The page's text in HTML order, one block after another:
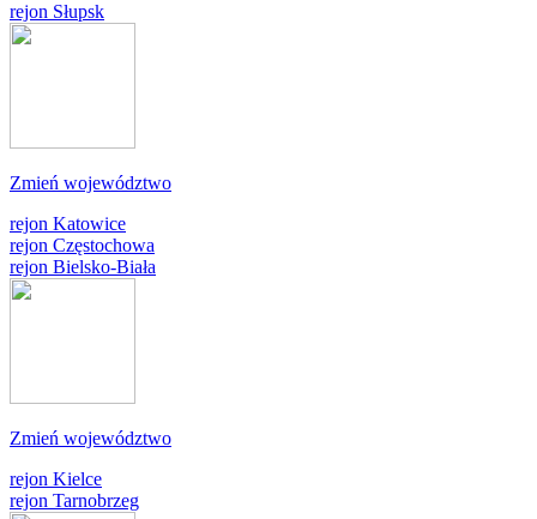
rejon Słupsk
Zmień województwo
rejon Katowice
rejon Częstochowa
rejon Bielsko-Biała
Zmień województwo
rejon Kielce
rejon Tarnobrzeg